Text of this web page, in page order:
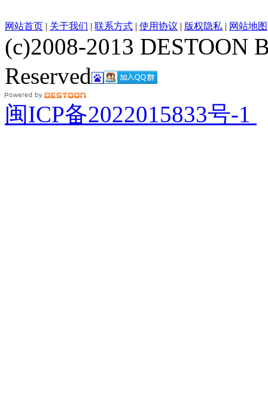
网站首页 | 关于我们 | 联系方式 | 使用协议 | 版权隐私 | 网站地图
(c)2008-2013 DESTOON
Reserved
闽ICP备2022015833号-1